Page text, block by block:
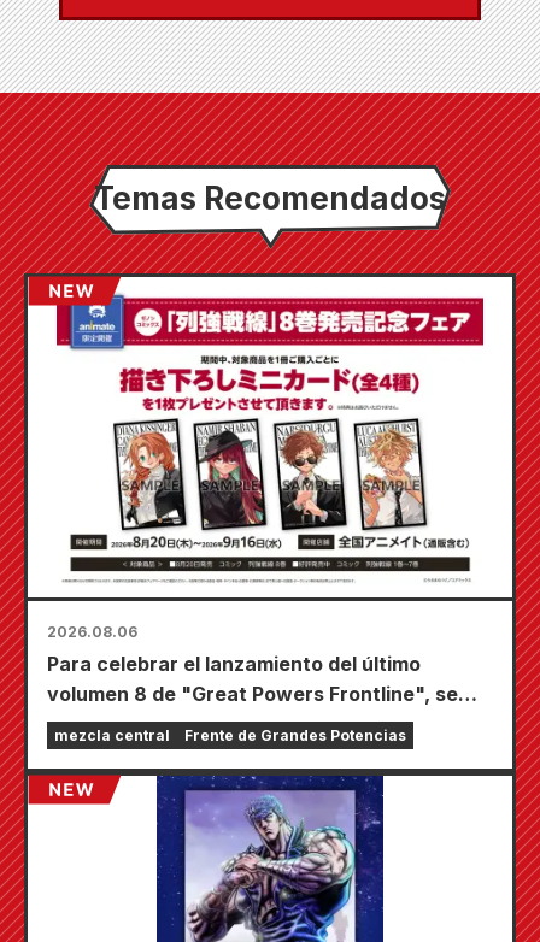
Temas Recomendados
2026.08.06
Para celebrar el lanzamiento del último
volumen 8 de "Great Powers Frontline", se
llevará a cabo una feria por tiempo limitado en
las tiendas Animate de todo el país a partir del
20 de agosto, donde podrás conseguir una
minitarjeta especialmente dibujada (¡4 tipos
mezcla central Frente de Grandes Potencias